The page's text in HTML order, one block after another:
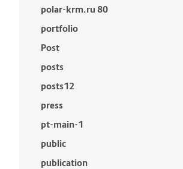
polar-krm.ru 80
portfolio
Post
posts
posts12
press
pt-main-1
public
publication